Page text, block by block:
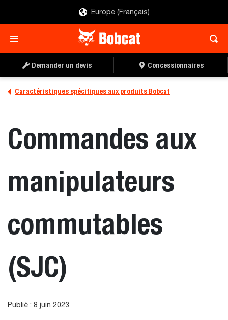
Europe (Français)
Demander un devis Concessionnaires
Caractéristiques spécifiques aux produits Bobcat
Commandes aux
manipulateurs
commutables
(SJC)
Publié : 8 juin 2023